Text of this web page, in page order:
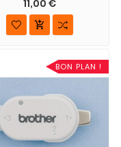
11,00 €

BON PLAN !